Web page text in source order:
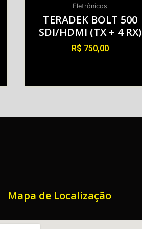
Eletrônicos
TERADEK BOLT 500
SDI/HDMI (TX + 4 RX)
R$ 750,00
Mapa de Localização